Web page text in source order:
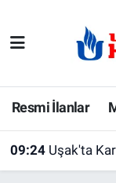
Resmi İlanlar
09:24 Uşak'ta
E-Gazete
Ekonomi
Uşak Hava
Uşak Trafik